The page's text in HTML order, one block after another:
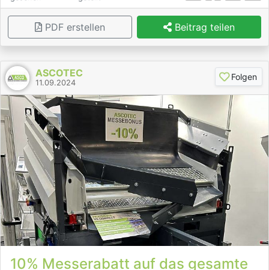
PDF erstellen Beitrag teilen
ASCOTEC
11.09.2024
Folgen
10% Messerabatt auf das gesamte